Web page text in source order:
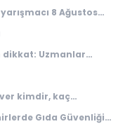
8 Ağustos
dikkat: Uzmanlar
kimdir, kaç
Gıda Güvenliği